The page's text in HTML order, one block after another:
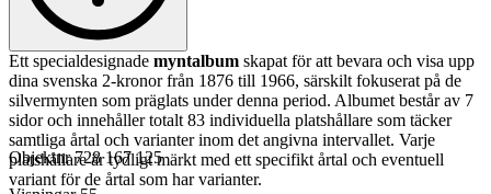
Ett specialdesignade myntalbum skapat för att bevara och visa upp
dina svenska 2-kronor från 1876 till 1966, särskilt fokuserat på de
silvermynten som präglats under denna period. Albumet består av 7
sidor och innehåller totalt 83 individuella platshållare som täcker
samtliga årtal och varianter inom det angivna intervallet. Varje
platshållare är tydligt märkt med ett specifikt årtal och eventuell
variant för de årtal som har varianter.
Objektnr 728 167 125